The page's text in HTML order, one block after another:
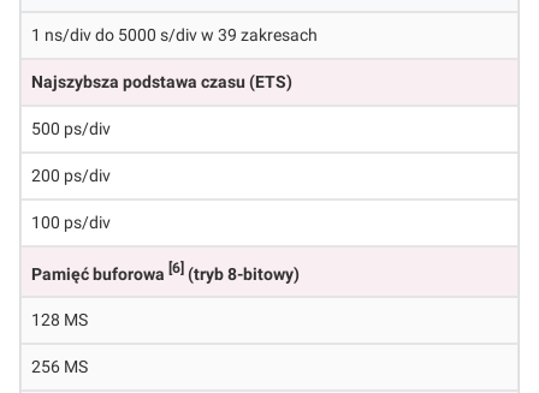
1 ns/div do 5000 s/div w 39 zakresach
Najszybsza podstawa czasu (ETS)
500 ps/div
200 ps/div
100 ps/div
Pamięć buforowa [6] (tryb 8-bitowy)
128 MS
256 MS